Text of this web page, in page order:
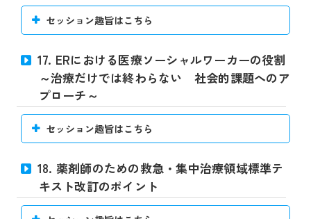
セッション趣旨はこちら
17. ERにおける医療ソーシャルワーカーの役割
～治療だけでは終わらない 社会的課題へのア
プローチ～
セッション趣旨はこちら
18. 薬剤師のための救急・集中治療領域標準テ
キスト改訂のポイント